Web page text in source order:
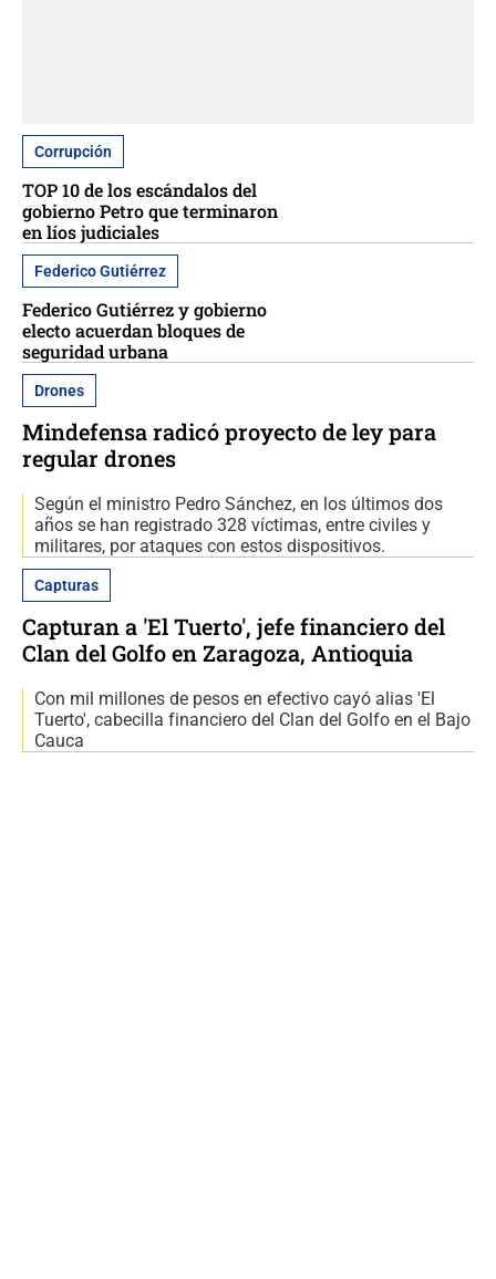
Corrupción
TOP 10 de los escándalos del
gobierno Petro que terminaron
en líos judiciales
Federico Gutiérrez
Federico Gutiérrez y gobierno
electo acuerdan bloques de
seguridad urbana
Drones
Mindefensa radicó proyecto de ley para
regular drones
Según el ministro Pedro Sánchez, en los últimos dos
años se han registrado 328 víctimas, entre civiles y
militares, por ataques con estos dispositivos.
Capturas
Capturan a 'El Tuerto', jefe financiero del
Clan del Golfo en Zaragoza, Antioquia
Con mil millones de pesos en efectivo cayó alias 'El
Tuerto', cabecilla financiero del Clan del Golfo en el Bajo
Cauca